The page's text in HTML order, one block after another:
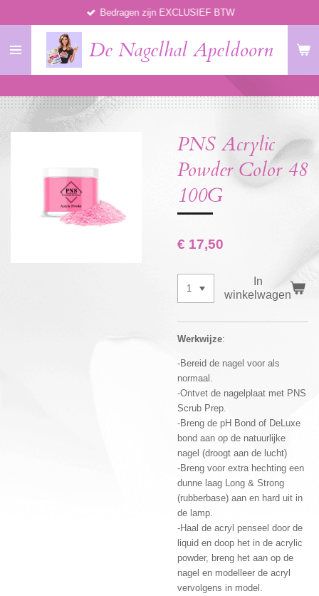
naar
hoofdinhoud
De Nagelhal Apeldoorn
Bedragen zijn EXCLUSIEF BTW
PNS Acrylic
Powder Color 48
100G
€ 17,50
In
winkelwagen
Werkwijze:
-Bereid de nagel voor als
normaal.
-Ontvet de nagelplaat met PNS
Scrub Prep.
-Breng de pH Bond of DeLuxe
bond aan op de natuurlijke
nagel (droogt aan de lucht)
-Breng voor extra hechting een
dunne laag Long & Strong
(rubberbase) aan en hard uit in
de lamp.
-Haal de acryl penseel door de
liquid en doop het in de acrylic
powder, breng het aan op de
nagel en modelleer de acryl
vervolgens in model.